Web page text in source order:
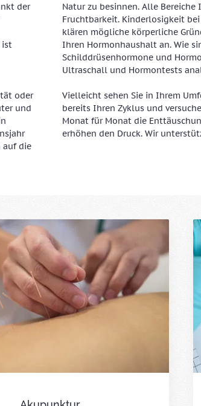
der
ist
oder
und
auf die
Natur zu besinnen. Alle
Fruchtbarkeit. Kinderlosigkeit
klären mögliche körperliche
Ihren Hormonhaushalt an. Wie
Schilddrüsenhormone und
Ultraschall und Hormontests
Vielleicht sehen Sie in Ihrem
bereits Ihren Zyklus und
Monat für Monat die
erhöhen den Druck. Wir